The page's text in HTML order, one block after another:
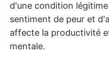
d'une condition
sentiment de peur et
affecte la productivité
mentale.